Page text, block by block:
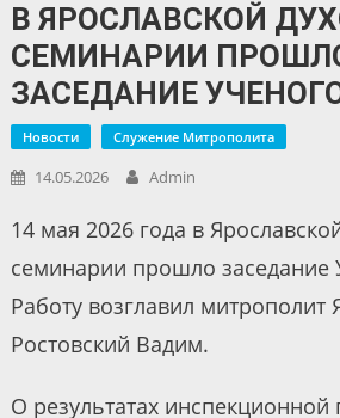
В ЯРОСЛАВСКОЙ
СЕМИНАРИИ
ЗАСЕДАНИЕ
Новости Служение Митрополита
14.05.2026 Admin
14 мая 2026 года в
семинарии прошло заседание
Работу возглавил митрополит
Ростовский Вадим.
О результатах инспекционной